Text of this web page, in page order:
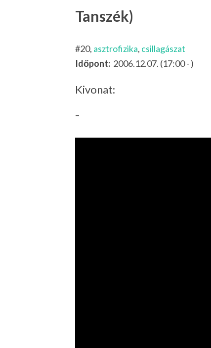
Tanszék)
#20, asztrofizika, csillagászat
Időpont: 2006.12.07. (17:00 - )
Kivonat:
–